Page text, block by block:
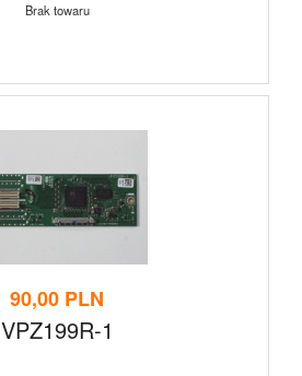
Brak towaru
90,00 PLN
VPZ199R-1